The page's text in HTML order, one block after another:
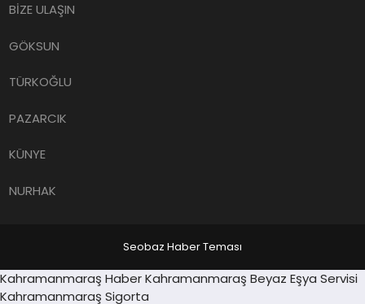
BİZE ULAŞIN
GÖKSUN
TÜRKOĞLU
PAZARCIK
KÜNYE
NURHAK
Seobaz Haber Teması
Sancaktepe
escort
Kahramanmaraş HaberKahramanmaraş Beyaz Eşya Servisi
Kahramanmaraş Sigorta
SitelerDeneme Bonusu Veren Siteler